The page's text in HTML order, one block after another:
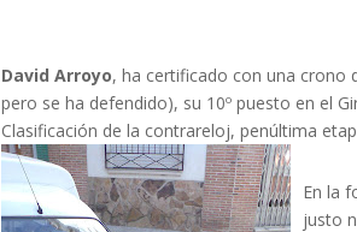
David Arroyo, ha certificado con una crono
pero se ha defendido), su 10º puesto en el
Clasificación de la contrareloj, penúltima
En la
justo